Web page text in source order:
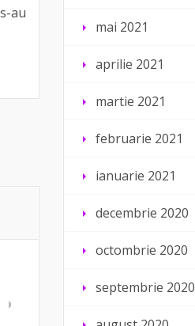
au
mai 2021
aprilie 2021
martie 2021
februarie 2021
ianuarie 2021
decembrie 2020
octombrie 2020
septembrie 2020